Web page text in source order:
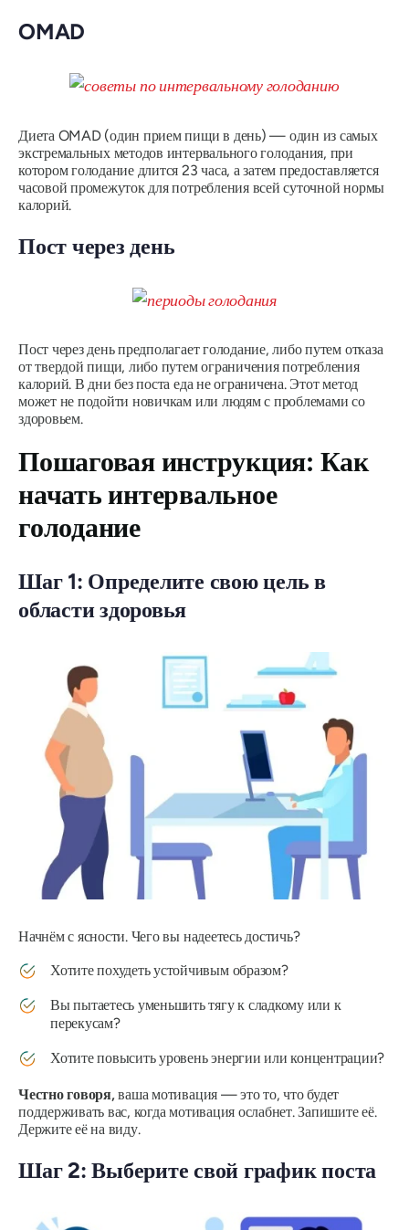
OMAD
Диета OMAD (один прием пищи в день) — один из самых
экстремальных методов интервального голодания, при
котором голодание длится 23 часа, а затем предоставляется
часовой промежуток для потребления всей суточной нормы
калорий.
Пост через день
Пост через день предполагает голодание, либо путем отказа
от твердой пищи, либо путем ограничения потребления
калорий. В дни без поста еда не ограничена. Этот метод
может не подойти новичкам или людям с проблемами со
здоровьем.
Пошаговая инструкция: Как
начать интервальное
голодание
Шаг 1: Определите свою цель в
области здоровья
Начнём с ясности. Чего вы надеетесь достичь?
Хотите похудеть устойчивым образом?
Вы пытаетесь уменьшить тягу к сладкому или к
перекусам?
Хотите повысить уровень энергии или концентрации?
Честно говоря,ваша мотивация — это то, что будет
поддерживать вас, когда мотивация ослабнет. Запишите её.
Держите её на виду.
Шаг 2: Выберите свой график поста